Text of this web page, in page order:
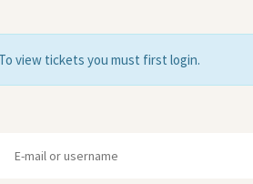
view tickets you must first login.